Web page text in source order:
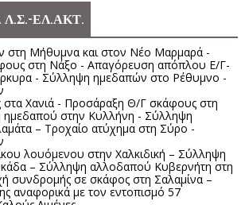
Λ.Σ.-ΕΛ.ΑΚΤ.
στη Μήθυμνα και στον Νέο Μαρμαρά -
στη Νάξο - Απαγόρευση απόπλου Ε/Γ-
- Σύλληψη ημεδαπών στο Ρέθυμνο -
Χανιά - Προσάραξη Θ/Γ σκάφους στη
ημεδαπού στην Κυλλήνη - Σύλληψη
– Τροχαίο ατύχημα στη Σύρο -
λουόμενου στην Χαλκιδική – Σύλληψη
– Σύλληψη αλλοδαπού Κυβερνήτη στη
συνδρομής σε σκάφος στη Σαλαμίνα –
αναφορικά με τον εντοπισμό 57